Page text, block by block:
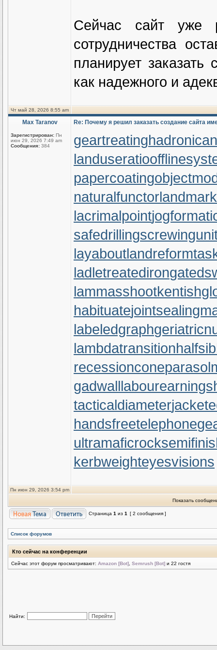
Сейчас сайт уже
сотрудничества
планирует
как надежного и
Чт май 28, 2026 8:55 am
Max Taranov
Зарегистрирован: Пн
июн 29, 2026 7:49 am
Сообщения: 384
Re: Почему я решил заказать создание сайта
geartreating
landuseratio
papercoating
naturalfunctor
lacrimalpoint
safedrilling
layaboutlandreform
ladletreatediron
lammasshoot
habituate
labeledgraph
lambdatransition
recessioncone
gadwalllabourearnings
tacticaldiameter
handsfreetelephone
ultramaficrock
kerbweighteyesvisions
Пн июн 29, 2026 3:54 pm
Показать
Страница 1 из 1 [ 2 сообщения ]
Список форумов
Кто сейчас на конференции
Сейчас этот форум просматривают: Amazon [Bot] Semrush [Bot] и 22 гостя
Найти: